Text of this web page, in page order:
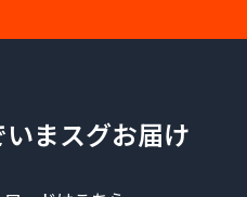
まスグお届け